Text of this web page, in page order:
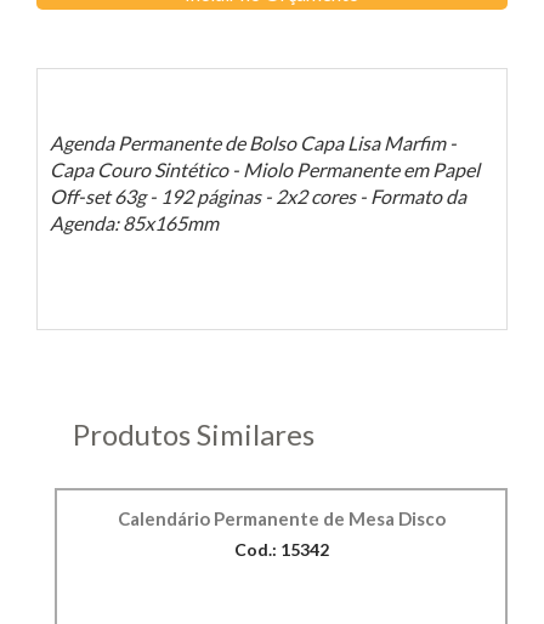
Agenda Permanente de Bolso Capa Lisa Marfim -
Capa Couro Sintético - Miolo Permanente em Papel
Off-set 63g - 192 páginas - 2x2 cores - Formato da
Agenda: 85x165mm
Produtos Similares
Calendário Permanente de Mesa Disco
Cod.: 15342